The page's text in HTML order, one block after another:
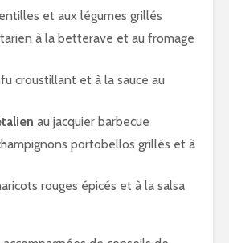
et aux légumes grillés
à la betterave et au fromage
croustillant et à la sauce au
au jacquier barbecue
portobellos grillés et à
rouges épicés et à la salsa